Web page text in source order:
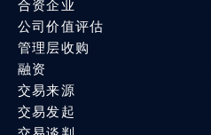
合资企业
公司价值评估
管理层收购
融资
交易来源
交易发起